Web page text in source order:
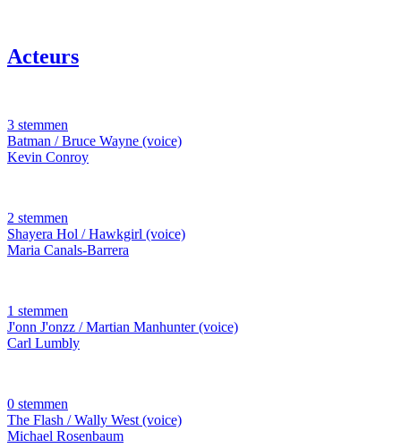
Acteurs
3 stemmen
Batman / Bruce Wayne (voice)
Kevin Conroy
2 stemmen
Shayera Hol / Hawkgirl (voice)
Maria Canals-Barrera
1 stemmen
J'onn J'onzz / Martian Manhunter (voice)
Carl Lumbly
0 stemmen
The Flash / Wally West (voice)
Michael Rosenbaum